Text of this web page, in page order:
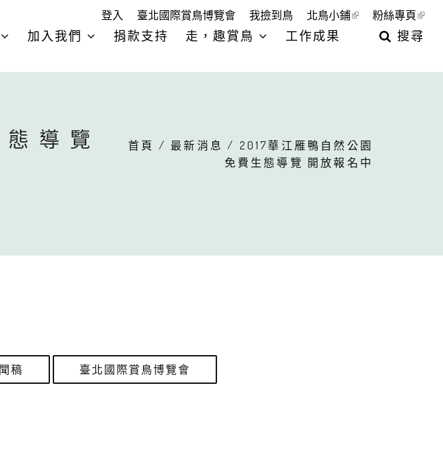
登入 臺北國際賞鳥博覽會 我撿到鳥 北鳥小鋪 粉絲專頁
加入我們 捐款支持 走，趣賞鳥 工作成果 搜尋
導覽
首頁 / 最新消息 / 2017華江雁鴨自然公園
免費生態導覽 開放報名中
稿 臺北國際賞鳥博覽會